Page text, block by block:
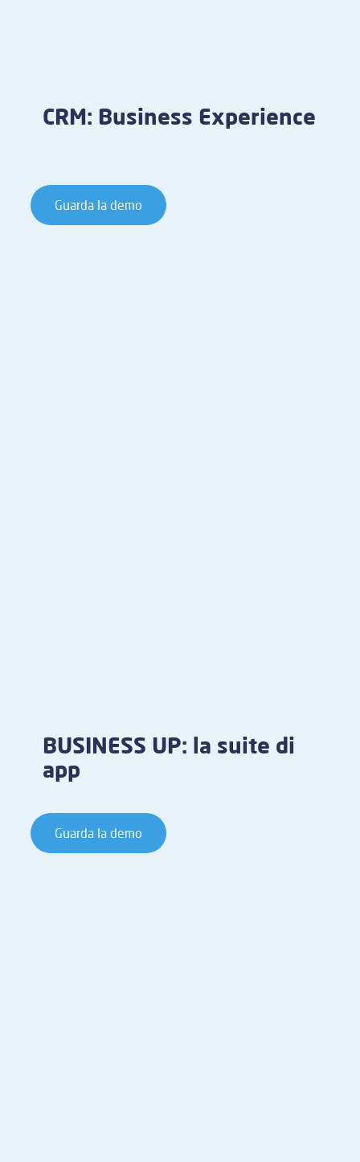
CRM: Business Experience
Guarda la demo
BUSINESS UP: la suite di
app
Guarda la demo